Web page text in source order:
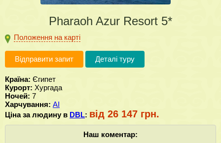
Pharaoh Azur Resort 5*
Положення на карті
Відправити запит Деталі туру
Країна: Єгипет
Курорт: Хургада
Ночей: 7
Харчування: AI
Ціна за людину в DBL: від 26 147 грн.
Наш коментар: